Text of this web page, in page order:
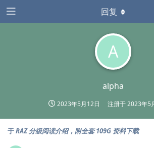
A
alpha
2023年5月12日 注册于2023年5
回复
于RAZ 分级阅读介绍，附全套 109G 资料下载